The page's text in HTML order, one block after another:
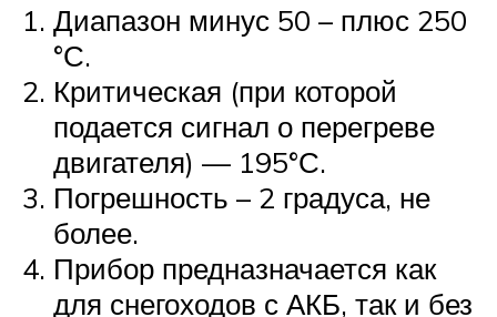
Диапазон минус 50 – плюс 250
°С.
Критическая (при которой
подается сигнал о перегреве
двигателя) — 195°С.
Погрешность – 2 градуса, не
более.
Прибор предназначается как
для снегоходов с АКБ, так и без